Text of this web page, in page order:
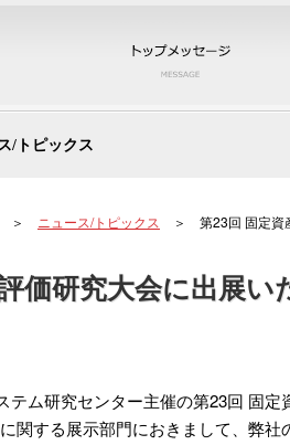
/トピックス
＞ ニュース/トピックス ＞ 第23回 固定資
価研究大会に出展い
ム研究センター主催の第23回 固
関する展示部門におきまして、弊社